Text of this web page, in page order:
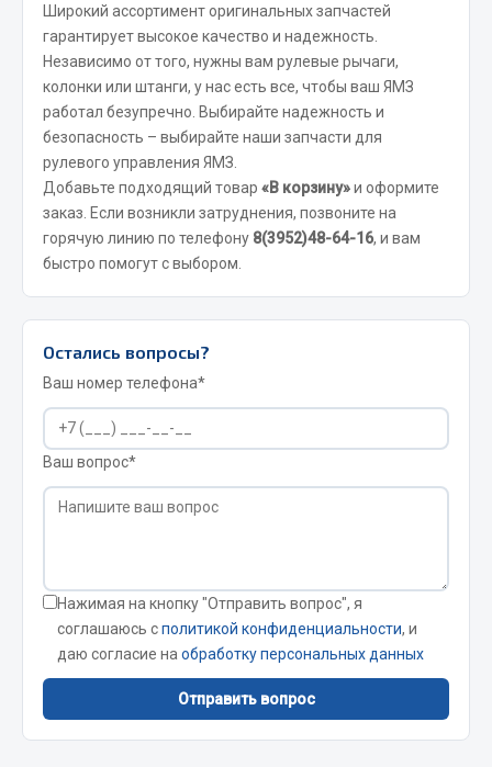
Весь раздел
Запчасти на полуприцепы
Амортизаторы для полуприцепов
Весь раздел
Запчасти КамАЗ
Система питания
Система выпуска газа
Система охлаждения
Сцепление
Коробка передач
Коробка передач ZF
Весь раздел
Запчасти МАЗ
Система питания
Широкий ассортимент оригинальных запчастей
гарантирует высокое качество и надежность.
Независимо от того, нужны вам рулевые рычаги,
колонки или штанги, у нас есть все, чтобы ваш ЯМЗ
работал безупречно. Выбирайте надежность и
безопасность – выбирайте наши запчасти для
рулевого управления ЯМЗ.
Добавьте подходящий товар «В корзину»и оформите
заказ. Если возникли затруднения, позвоните на
горячую линию по телефону 8(3952)48-64-16, и вам
быстро помогут с выбором.
Остались вопросы?
Ваш номер телефона*
Ваш вопрос*
Нажимая на кнопку "Отправить вопрос", я
соглашаюсь сполитикой конфиденциальности, и
даю согласие на обработку персональных данных
Отправить вопрос